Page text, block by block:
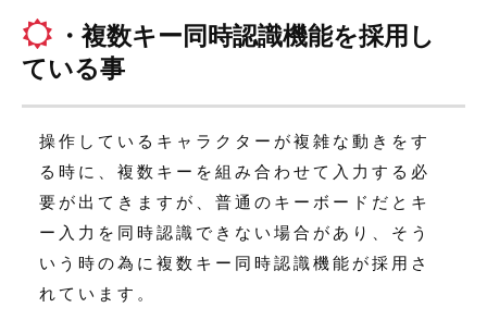
・複数キー同時認識機能を採用し
ている事
操作しているキャラクターが複雑な動きをす
る時に、複数キーを組み合わせて入力する必
要が出てきますが、普通のキーボードだとキ
ー入力を同時認識できない場合があり、そう
いう時の為に複数キー同時認識機能が採用さ
れています。